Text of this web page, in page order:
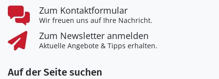
Zum Kontaktformular
Wir freuen uns auf Ihre Nachricht.
Zum Newsletter anmelden
Aktuelle Angebote & Tipps erhalten.
Auf der Seite suchen